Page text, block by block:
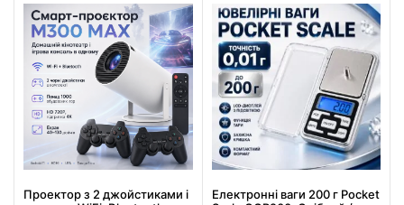
Проектор з 2 джойстиками і
Електронні ваги 200 г Pocket